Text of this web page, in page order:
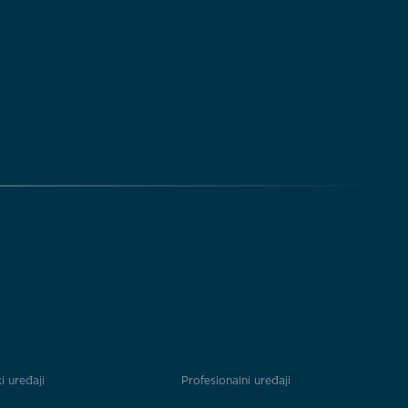
uređaji Profesionalni uređaji